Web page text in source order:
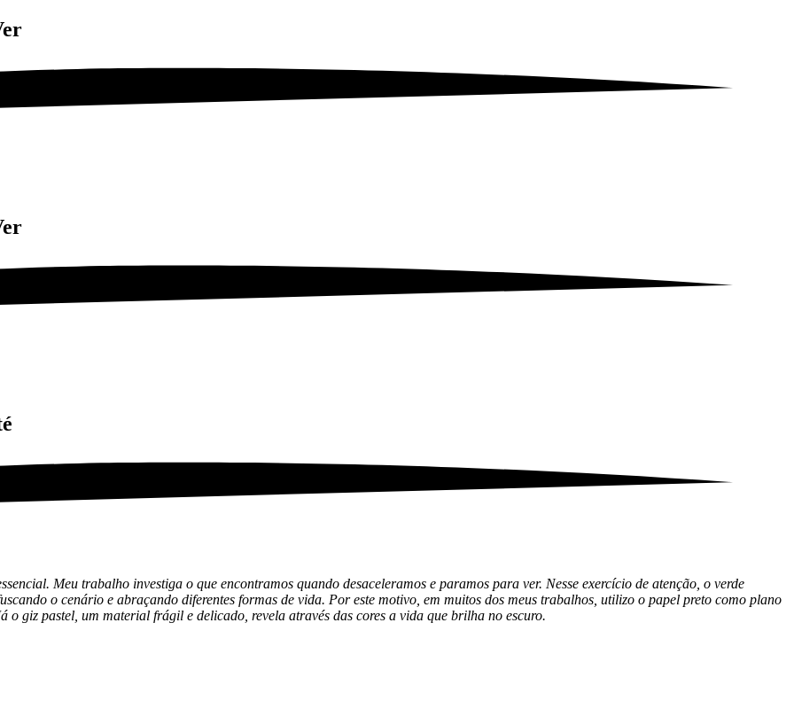
Meu trabalho investiga o que encontramos quando desaceleramos e paramos para ver. Nesse exercício de atenção, o verde
o cenário e abraçando diferentes formas de vida. Por este motivo, em muitos dos meus trabalhos, utilizo o papel preto como plano
o giz pastel, um material frágil e delicado, revela através das cores a vida que brilha no escuro.